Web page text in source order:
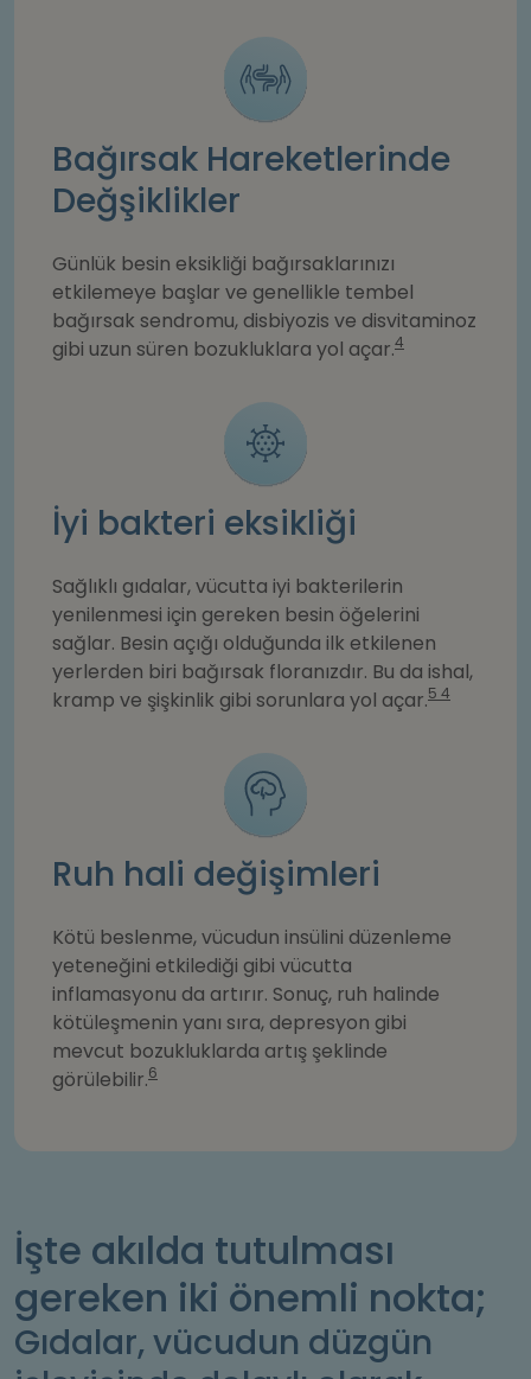
Bağırsak Hareketlerinde
Değşiklikler
Günlük besin eksikliği bağırsaklarınızı
etkilemeye başlar ve genellikle tembel
bağırsak sendromu, disbiyozis ve disvitaminoz
gibi uzun süren bozukluklara yol açar.4
İyi bakteri eksikliği
Sağlıklı gıdalar, vücutta iyi bakterilerin
yenilenmesi için gereken besin öğelerini
sağlar. Besin açığı olduğunda ilk etkilenen
yerlerden biri bağırsak floranızdır. Bu da ishal,
kramp ve şişkinlik gibi sorunlara yol açar.5 4
Ruh hali değişimleri
Kötü beslenme, vücudun insülini düzenleme
yeteneğini etkilediği gibi vücutta
inflamasyonu da artırır. Sonuç, ruh halinde
kötüleşmenin yanı sıra, depresyon gibi
mevcut bozukluklarda artış şeklinde
görülebilir.6
İşte akılda tutulması
gereken iki önemli nokta;
Gıdalar, vücudun düzgün